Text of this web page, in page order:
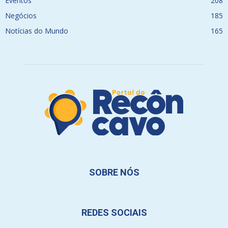
Negócios
185
Notícias do Mundo
165
SOBRE NÓS
REDES SOCIAIS